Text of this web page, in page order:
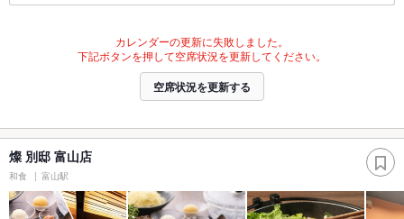
カレンダーの更新に失敗しました。
下記ボタンを押して空席状況を更新してください。
空席状況を更新する
燦 別邸 富山店
和食 富山駅